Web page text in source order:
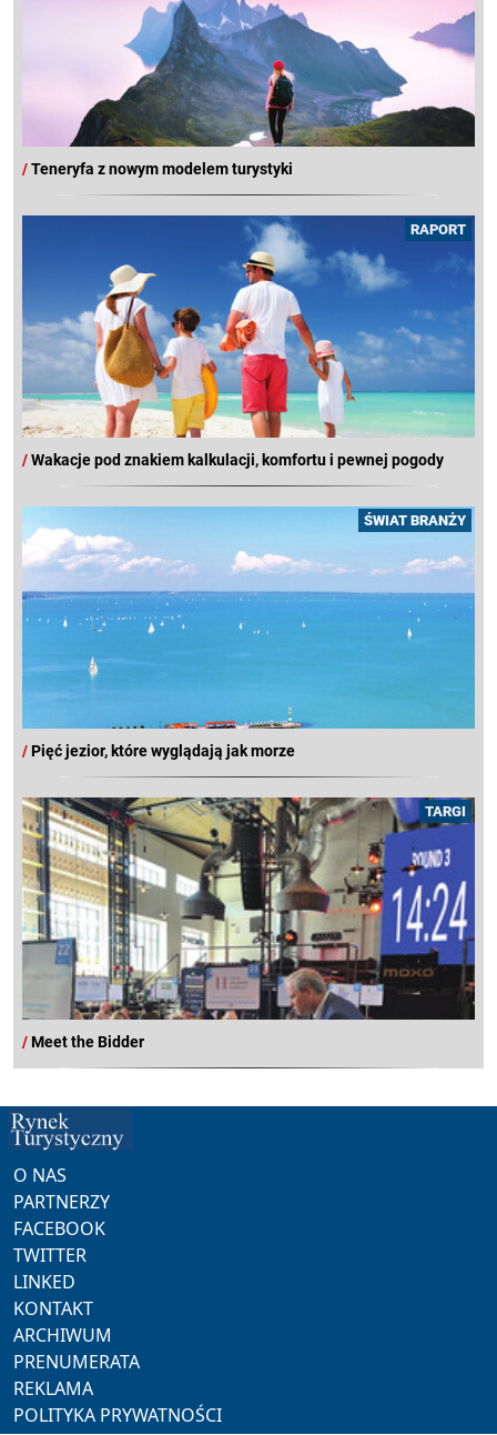
/Teneryfa z nowym modelem turystyki
RAPORT
/Wakacje pod znakiem kalkulacji, komfortu i pewnej pogody
ŚWIAT BRANŻY
/Pięć jezior, które wyglądają jak morze
TARGI
/Meet the Bidder
O NAS
PARTNERZY
FACEBOOK
TWITTER
LINKED
KONTAKT
ARCHIWUM
PRENUMERATA
REKLAMA
POLITYKA PRYWATNOŚCI